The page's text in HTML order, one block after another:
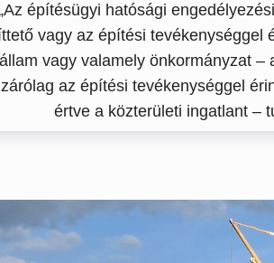
építésügyi hatósági
vagy az építési tevékenységgel
állam vagy valamely önkormányzat –
az építési tevékenységgel
értve a közterületi ingatlant –